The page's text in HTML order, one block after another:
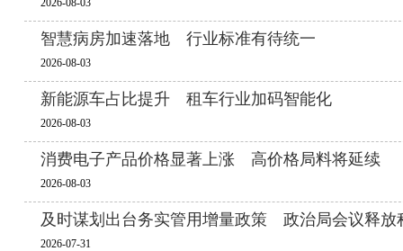
2026-08-03
智慧病房加速落地 行业标准有待统一
2026-08-03
新能源车占比提升 租车行业加码智能化
2026-08-03
消费电子产品价格显著上涨 高价格局料将延续
2026-08-03
及时谋划出台务实管用增量政策 政治局会议释放
2026-07-31